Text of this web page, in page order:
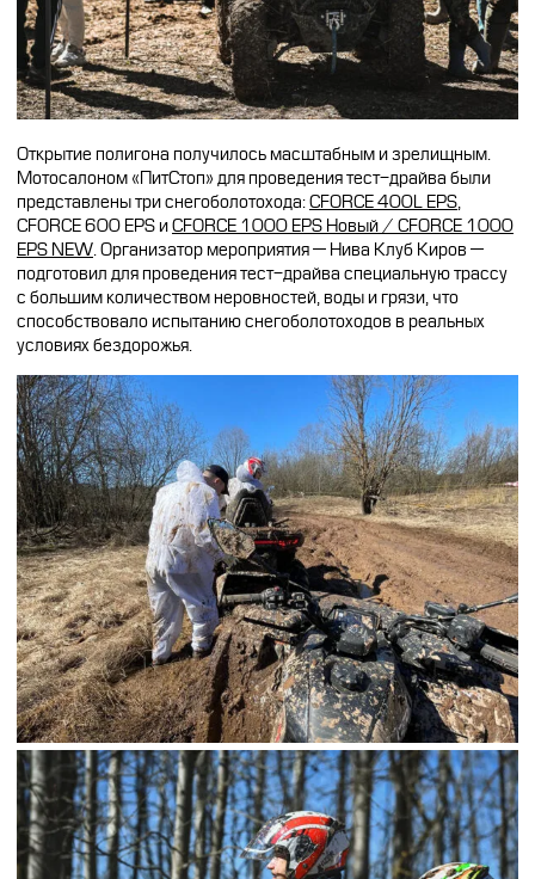
Открытие полигона получилось масштабным и зрелищным.
Мотосалоном «ПитСтоп» для проведения тест-драйва были
представлены три снегоболотохода:CFORCE 400L EPS,
CFORCE 600 EPS иCFORCE 1000 EPS Новый / CFORCE 1000
EPS NEW. Организатор мероприятия — Нива Клуб Киров —
подготовил для проведения тест-драйва специальную трассу
с большим количеством неровностей, воды и грязи, что
способствовало испытанию снегоболотоходов в реальных
условиях бездорожья.